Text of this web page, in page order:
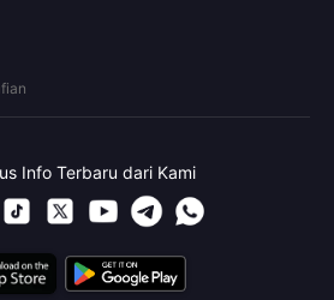
Info Terbaru dari Kami